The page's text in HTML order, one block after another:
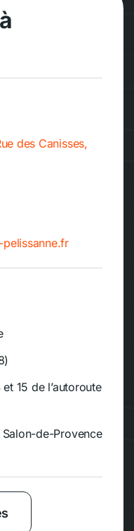
des Canisses,
15 de l’autoroute
de-Provence